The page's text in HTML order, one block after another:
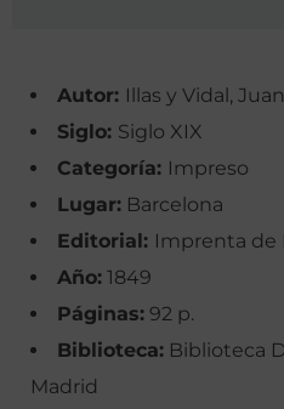
Autor: Illas y Vidal, Juan
Siglo: Siglo XIX
Categoría: Impreso
Lugar: Barcelona
Editorial: Imprenta de
Año: 1849
Páginas: 92 p.
Biblioteca: Biblioteca
Madrid